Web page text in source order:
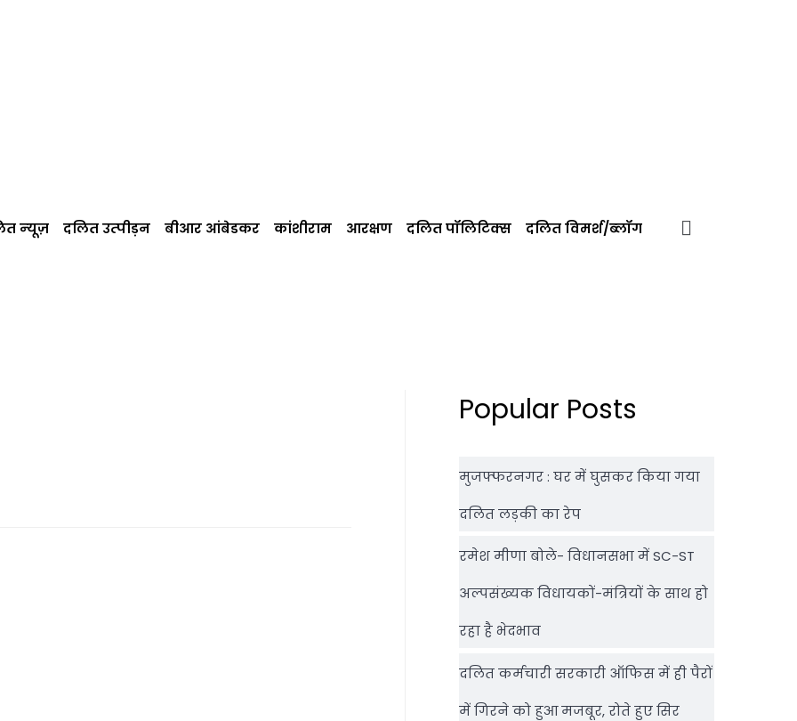
न्‍यूज़ दलित उत्‍पीड़न बीआर आंबेडकर कांशीराम आरक्षण दलित पॉलिटिक्‍स दलित विमर्श/ब्‍लॉग
Popular Posts
मुजफ्फरनगर : घर में घुसकर किया गया
दलित लड़की का रेप
रमेश मीणा बोले- विधानसभा में SC-ST
अल्पसंख्यक विधायकों-मंत्रियों के साथ हो
रहा है भेदभाव
दलित कर्मचारी सरकारी ऑफ‍िस में ही पैरों
में गिरने को हुआ मजबूर, रोते हुए सिर